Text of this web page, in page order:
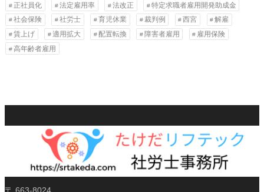
正社員化
法定雇用率 法改正
特定求職者雇用開発助成金
社会保険
社労士 育児休業 裁判例 西宮
解雇
賃上げ
適用拡大 配置転換 障害者雇用
雇用保険
高年齢者雇用
〒 663-8024